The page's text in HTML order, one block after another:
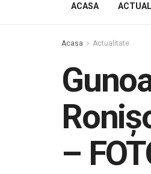
ACASA
Acasa Actualitate
–